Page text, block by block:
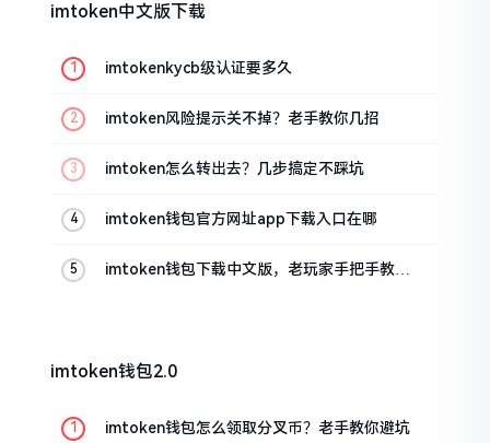
imtoken中文版下载
imtokenkycb级认证要多久
imtoken风险提示关不掉？老手教你几招
imtoken怎么转出去？几步搞定不踩坑
imtoken钱包官方网址app下载入口在哪
imtoken钱包下载中文版，老玩家手把手教你
imtoken钱包2.0
imtoken钱包怎么领取分叉币？老手教你避坑